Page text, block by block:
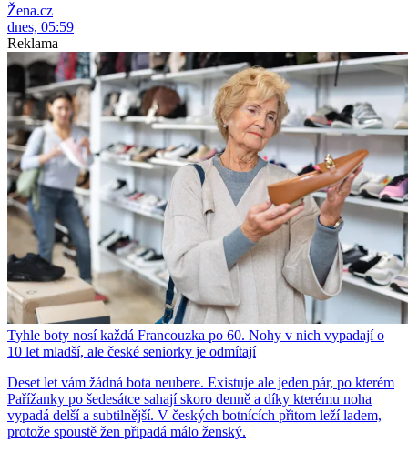
Žena.cz
dnes, 05:59
Reklama
Tyhle boty nosí každá Francouzka po 60. Nohy v nich vypadají o
10 let mladší, ale české seniorky je odmítají
Deset let vám žádná bota neubere. Existuje ale jeden pár, po kterém
Pařížanky po šedesátce sahají skoro denně a díky kterému noha
vypadá delší a subtilnější. V českých botnících přitom leží ladem,
protože spoustě žen připadá málo ženský.